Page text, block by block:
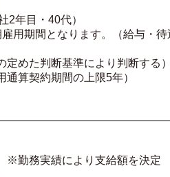
年目・40代）
用期間となります。（給与・待
めた判断基準により判断する
算契約期間の上限5年）
勤務実績により支給額を決定